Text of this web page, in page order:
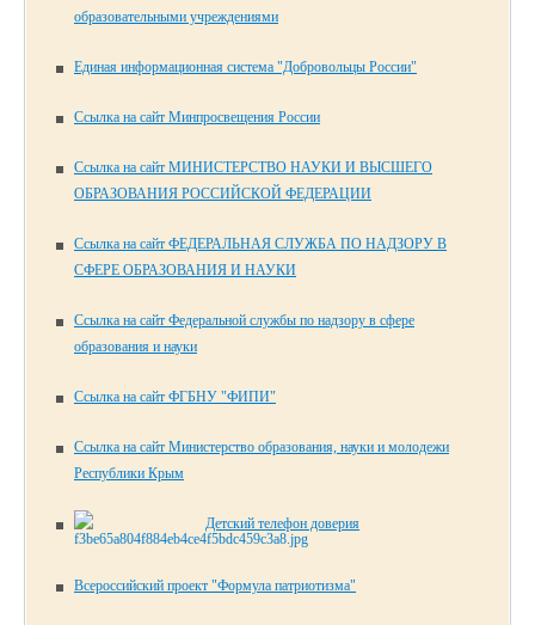
образовательными учреждениями
Единая информационная система "Добровольцы России"
Ссылка на сайт Минпросвещения России
Ссылка на сайт МИНИСТЕРСТВО НАУКИ И ВЫСШЕГО
ОБРАЗОВАНИЯ РОССИЙСКОЙ ФЕДЕРАЦИИ
Ссылка на сайт ФЕДЕРАЛЬНАЯ СЛУЖБА ПО НАДЗОРУ В
СФЕРЕ ОБРАЗОВАНИЯ И НАУКИ
Ссылка на сайт Федеральной службы по надзору в сфере
образования и науки
Ссылка на сайт ФГБНУ "ФИПИ"
Ссылка на сайт Министерство образования, науки и молодежи
Республики Крым
Детский телефон доверия
Всероссийский проект "Формула патриотизма"